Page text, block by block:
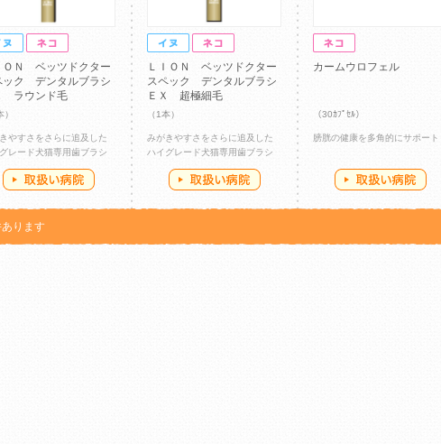
ＯＮ ベッツドクター
ック デンタルブラシ
ラウンド毛
）
やすさをさらに追及した
レード犬猫専用歯ブラシ
ＬＩＯＮ ベッツドクター
スペック デンタルブラシ
ＥＸ 超極細毛
（1本）
みがきやすさをさらに追及した
ハイグレード犬猫専用歯ブラシ
カームウロフェル
（30ｶﾌﾟｾﾙ）
膀胱の健康を多角的にサポート
ります